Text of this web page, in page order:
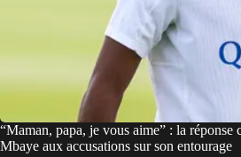
“Maman, papa, je vous aime” : la réponse
Mbaye aux accusations sur son entourage